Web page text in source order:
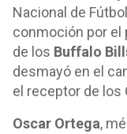
Nacional de
conmoción por el
de los Buffalo
desmayó en el
el receptor de los
Oscar Ortega,